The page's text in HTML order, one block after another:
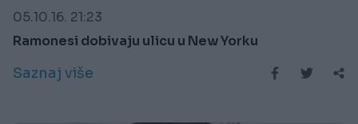
05.10.16. 21:23
Ramonesi dobivaju ulicu u New Yorku
Saznaj više